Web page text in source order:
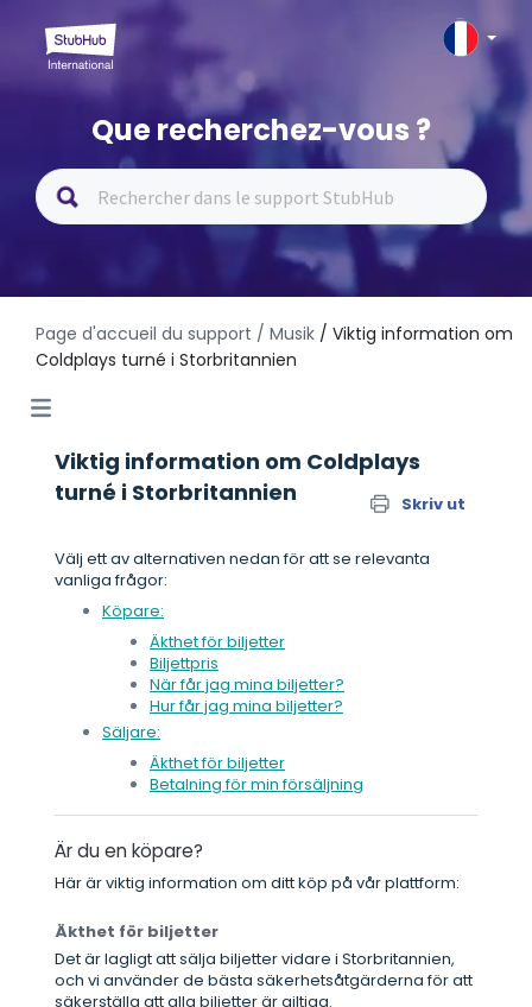
Que recherchez-vous ?
Page d'accueil du support / Musik / Viktig information om
Coldplays turné i Storbritannien
Viktig information om Coldplays
turné i Storbritannien
Skriv ut
Välj ett av alternativen nedan för att se relevanta
vanliga frågor:
Köpare:
Äkthet för biljetter
Biljettpris
När får jag mina biljetter?
Hur får jag mina biljetter?
Säljare:
Äkthet för biljetter
Betalning för min försäljning
Är du en köpare?
Här är viktig information om ditt köp på vår plattform:
Äkthet för biljetter
Det är lagligt att sälja biljetter vidare i Storbritannien,
och vi använder de bästa säkerhetsåtgärderna för att
säkerställa att alla biljetter är giltiga.